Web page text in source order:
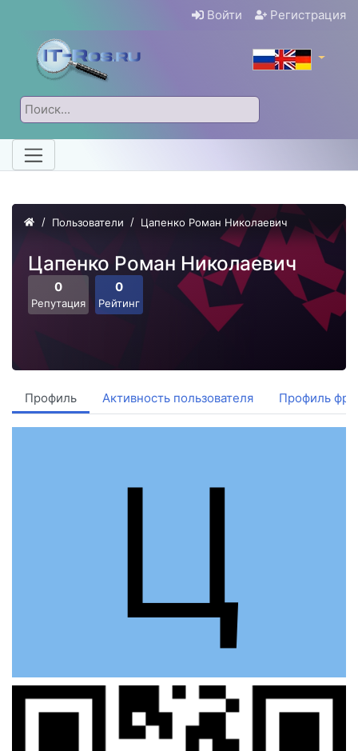
Войти Регистрация
Пользователи Цапенко Роман Николаевич
Цапенко Роман Николаевич
0
Репутация
0
Рейтинг
Профиль Активность пользователя Профиль
Ц